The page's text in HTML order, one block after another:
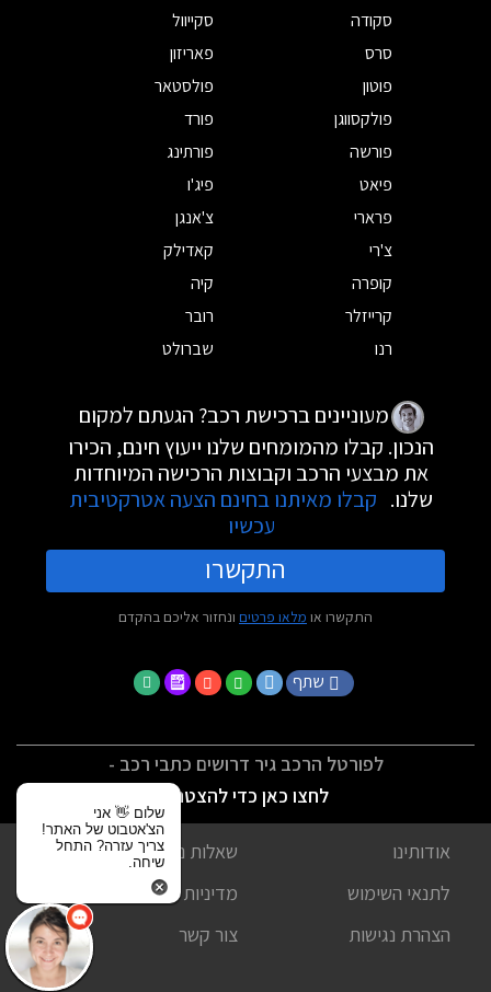
סקודה
סקייוול
סרס
פאריזון
פוטון
פולסטאר
פולקסווגן
פורד
פורשה
פורתינג
פיאט
פיג'ו
פרארי
צ'אנגן
צ'רי
קאדילק
קופרה
קיה
קרייזלר
רובר
רנו
שברולט
מעוניינים ברכישת רכב? הגעתם למקום
הנכון. קבלו מהמומחים שלנו ייעוץ חינם, הכירו
את מבצעי הרכב וקבוצות הרכישה המיוחדות
שלנו. קבלו מאיתנו בחינם הצעה אטרקטיבית
עכשיו
התקשרו
התקשרו או מלאו פרטים ונחזור אליכם בהקדם
שתף
לפורטל הרכב גיר דרושים כתבי רכב -
לחצו כאן כדי להצטרף
אודותינו
שאלות נפוצות
לתנאי השימוש
מדיניות פרטיות
הצהרת נגישות
צור קשר
שלום 👋 אני
הצ'אטבוט של האתר!
צריך עזרה? התחל
שיחה.